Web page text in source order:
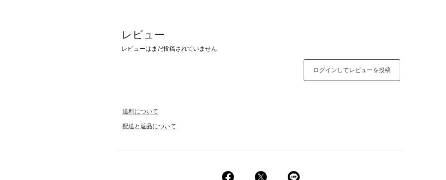
レビュー
レビューはまだ投稿されていません
ログインしてレビューを投稿
送料について
配送と返品について